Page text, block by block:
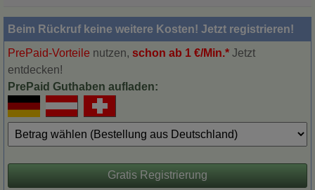
Beim Rückruf keine weitere Kosten! Jetzt registrieren!
PrePaid-Vorteile nutzen, schon ab 1 €/Min.* Jetzt
entdecken!
PrePaid Guthaben aufladen:
Gratis Registrierung